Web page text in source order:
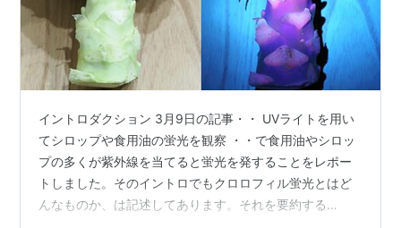
イントロダクション 3月9日の記事・・ UVライトを用い
てシロップや食用油の蛍光を観察 ・・で食用油やシロッ
プの多くが紫外線を当てると蛍光を発することをレポー
トしました。そのイントロでもクロロフィル蛍光とはど
んなものか、は記述してあります。それを要約する